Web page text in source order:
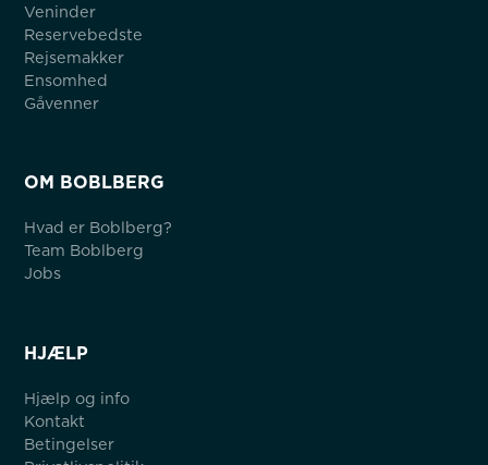
Veninder
Reservebedste
Rejsemakker
Ensomhed
Gåvenner
OM BOBLBERG
Hvad er Boblberg?
Team Boblberg
Jobs
HJÆLP
Hjælp og info
Kontakt
Betingelser